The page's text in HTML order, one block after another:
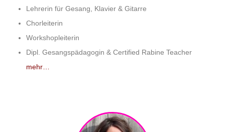
Lehrerin für Gesang, Klavier & Gitarre
Chorleiterin
Workshopleiterin
Dipl. Gesangspädagogin & Certified Rabine Teacher
mehr…